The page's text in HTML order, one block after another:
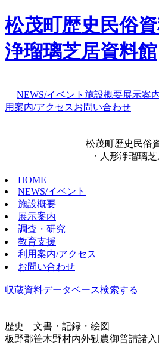
松茂町歴史民俗
浄瑠璃芝居資料館
NEWS/イベント 施設概要展示案
用案内/アクセスお問い合わせ
松茂町歴史民俗
・人形浄瑠璃
HOME
NEWS/イベント
施設概要
展示案内
調査・研究
教育支援
利用案内/アクセス
お問い合わせ
収蔵資料データベース検索する
歴史
文書・記録・絵図
板野郡笹木野村内外勧農御普請諸